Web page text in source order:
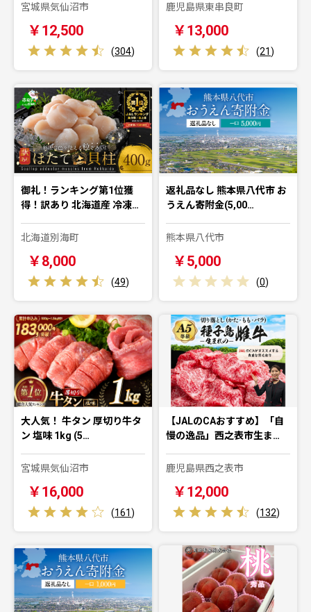
宮城県気仙沼市
￥12,500
(304)
鹿児島県東串良町
￥13,000
(21)
御礼！ランキング第1位獲
得！訳あり 北海道産 冷凍…
北海道別海町
￥8,000
(49)
返礼品なし 熊本県八代市 お
うえん寄附金(5,00…
熊本県八代市
￥5,000
(0)
大人気！ 牛タン 厚切り牛タ
ン 塩味 1kg (5…
宮城県気仙沼市
￥16,000
(161)
【JALのCAおすすめ】「自
慢の逸品」西之表市生ま…
鹿児島県西之表市
￥12,000
(132)